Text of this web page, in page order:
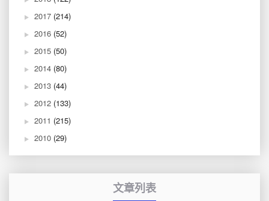
2017 (214)
2016 (52)
2015 (50)
2014 (80)
2013 (44)
2012 (133)
2011 (215)
2010 (29)
文章列表